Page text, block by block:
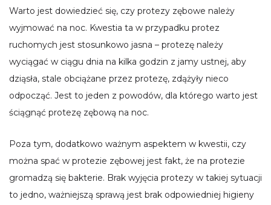
Warto jest dowiedzieć się, czy protezy zębowe należy
wyjmować na noc. Kwestia ta w przypadku protez
ruchomych jest stosunkowo jasna – protezę należy
wyciągać w ciągu dnia na kilka godzin z jamy ustnej, aby
dziąsła, stale obciążane przez protezę, zdążyły nieco
odpocząć. Jest to jeden z powodów, dla którego warto jest
ściągnąć protezę zębową na noc.
Poza tym, dodatkowo ważnym aspektem w kwestii, czy
można spać w protezie zębowej jest fakt, że na protezie
gromadzą się bakterie. Brak wyjęcia protezy w takiej sytuacji
to jedno, ważniejszą sprawą jest brak odpowiedniej higieny